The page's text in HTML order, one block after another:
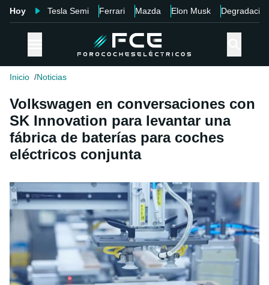
Hoy Tesla Semi Ferrari Mazda Elon Musk Degradación
Inicio Noticias
Volkswagen en conversaciones con
SK Innovation para levantar una
fábrica de baterías para coches
eléctricos conjunta